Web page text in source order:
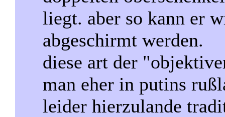
liegt. aber so kann er
abgeschirmt werden.
diese art der
man eher in putins
leider hierzulande